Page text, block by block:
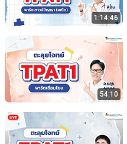
1:14:46
54:10